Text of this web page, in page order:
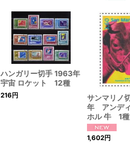
ハンガリー切手 1963年
宇宙 ロケット 12種
216円
サンマリ
年 アンデ
ホル 牛 1種
1,602円